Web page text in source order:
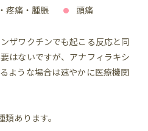
疼痛・腫脹 頭痛
ザワクチンでも起こる反応と同
はないですが、アナフィラキシ
ような場合は速やかに医療機関
あります。